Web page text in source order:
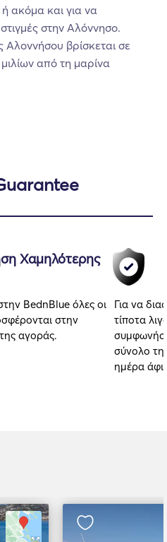
ακόμα και για να
στην Αλόννησο.
Αλοννήσου βρίσκεται σε
από τη μαρίνα
Χαμηλότερης
BednBlue όλες οι
στην
αγοράς.
Για να
τίποτα
σύνολο
ημέρα